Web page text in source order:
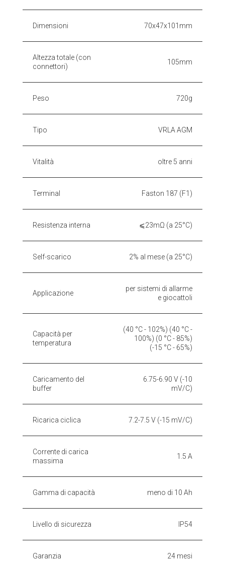
Dimensioni 70x47x101mm
Altezza totale (con
connettori)
105mm
Peso 720g
Tipo VRLA AGM
Vitalità oltre 5 anni
Terminal Faston 187 (F1)
Resistenza interna ⩽23mΩ (a 25°C)
Self-scarico 2% al mese (a 25°C)
Applicazione
per sistemi di allarme
e giocattoli
Capacità per
temperatura
(40 °C - 102%) (40 °C -
100%) (0 °C - 85%)
(-15 °C - 65%)
Caricamento del
buffer
6.75-6.90 V (-10
mV/C)
Ricarica ciclica 7.2-7.5 V (-15 mV/C)
Corrente di carica
massima
1.5 A
Gamma di capacità meno di 10 Ah
Livello di sicurezza IP54
Garanzia 24 mesi